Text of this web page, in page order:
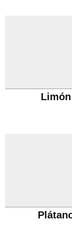
Limón